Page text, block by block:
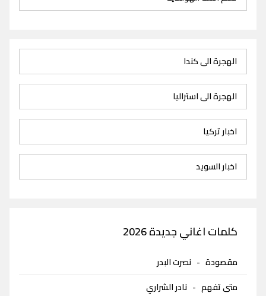
الهجرة الى كندا
الهجرة الى استراليا
اخبار تركيا
اخبار السويد
كلمات اغاني جديدة 2026
مقصودة - نصرت البدر
متى تفهم - نادر الشراري